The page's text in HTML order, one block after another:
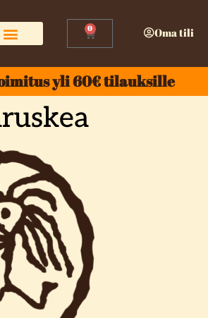
0 Oma tili
yli 60€ tilauksille